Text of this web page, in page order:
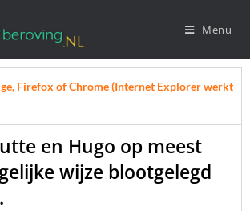
Menu
Firefox of Chrome (Internet Explorer werkt
en Hugo op meest
wijze blootgelegd